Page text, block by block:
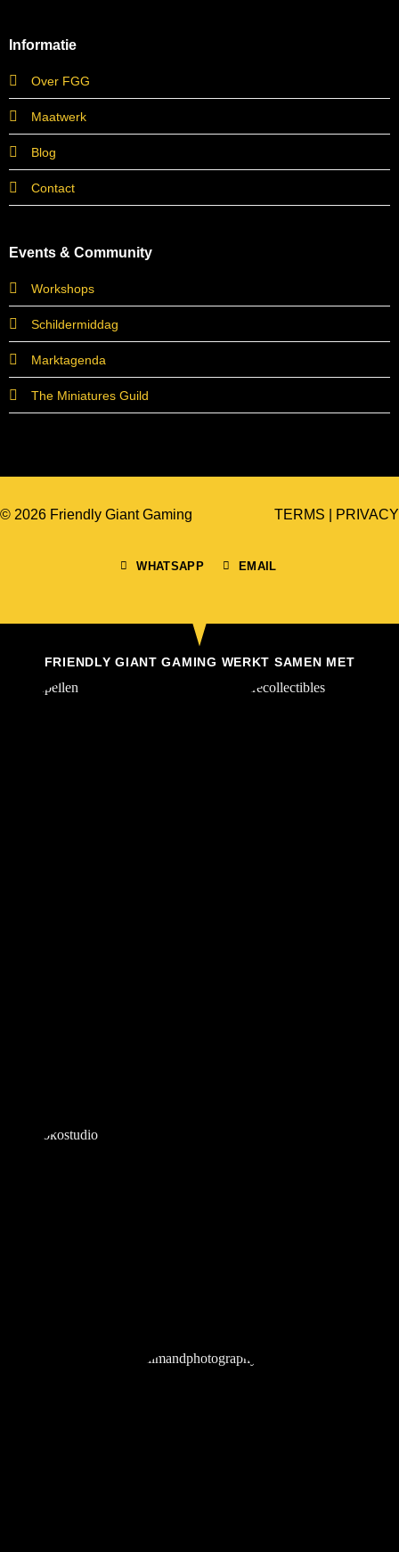
Informatie
Over FGG
Maatwerk
Blog
Contact
Events & Community
Workshops
Schildermiddag
Marktagenda
The Miniatures Guild
© 2026 Friendly Giant Gaming
WHATSAPP EMAIL
TERMS PRIVACY
FRIENDLY GIANT GAMING WERKT SAMEN MET